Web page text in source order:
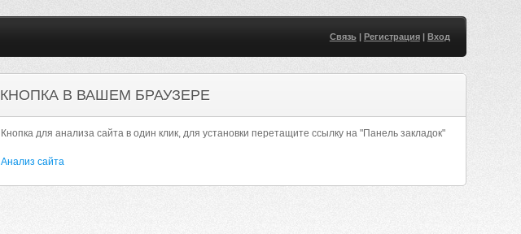
Связь| Регистрация| Вход
КНОПКА В ВАШЕМ БРАУЗЕРЕ
Кнопка для анализа сайта в один клик, для установки перетащите ссылку на "Панель закладок"
Анализ сайта